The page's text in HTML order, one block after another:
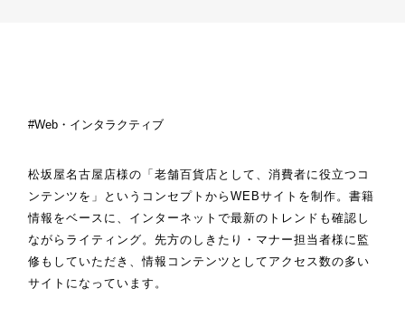
Web・インタラクティブ
松坂屋名古屋店様の「老舗百貨店として、消費者に役立つコ
ンテンツを」というコンセプトからWEBサイトを制作。書籍
情報をベースに、インターネットで最新のトレンドも確認し
ながらライティング。先方のしきたり・マナー担当者様に監
修もしていただき、情報コンテンツとしてアクセス数の多い
サイトになっています。